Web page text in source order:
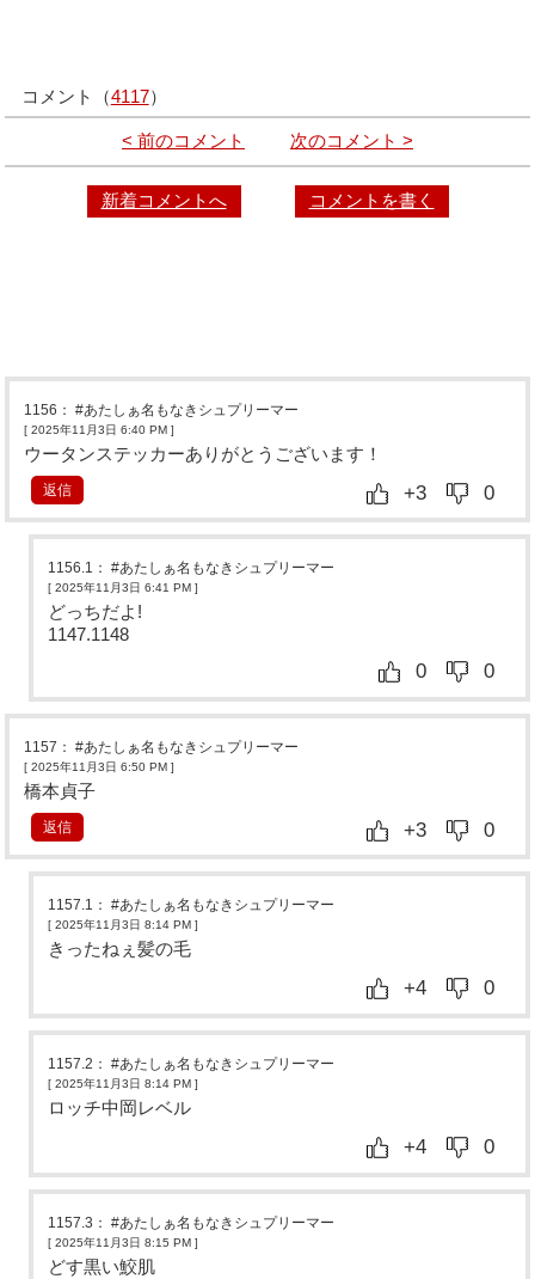
コメント（4117）
< 前のコメント 次のコメント >
新着コメントへ コメントを書く
1156 ：#あたしぁ名もなきシュプリーマー
[ 2025年11月3日 6:40 PM ]
ウータンステッカーありがとうございます！
+3 0
返信
1156.1 ：#あたしぁ名もなきシュプリーマー
[ 2025年11月3日 6:41 PM ]
どっちだよ!
1147.1148
0 0
1157 ：#あたしぁ名もなきシュプリーマー
[ 2025年11月3日 6:50 PM ]
橋本貞子
+3 0
返信
1157.1 ：#あたしぁ名もなきシュプリーマー
[ 2025年11月3日 8:14 PM ]
きったねぇ髪の毛
+4 0
1157.2 ：#あたしぁ名もなきシュプリーマー
[ 2025年11月3日 8:14 PM ]
ロッチ中岡レベル
+4 0
1157.3 ：#あたしぁ名もなきシュプリーマー
[ 2025年11月3日 8:15 PM ]
どす黒い鮫肌